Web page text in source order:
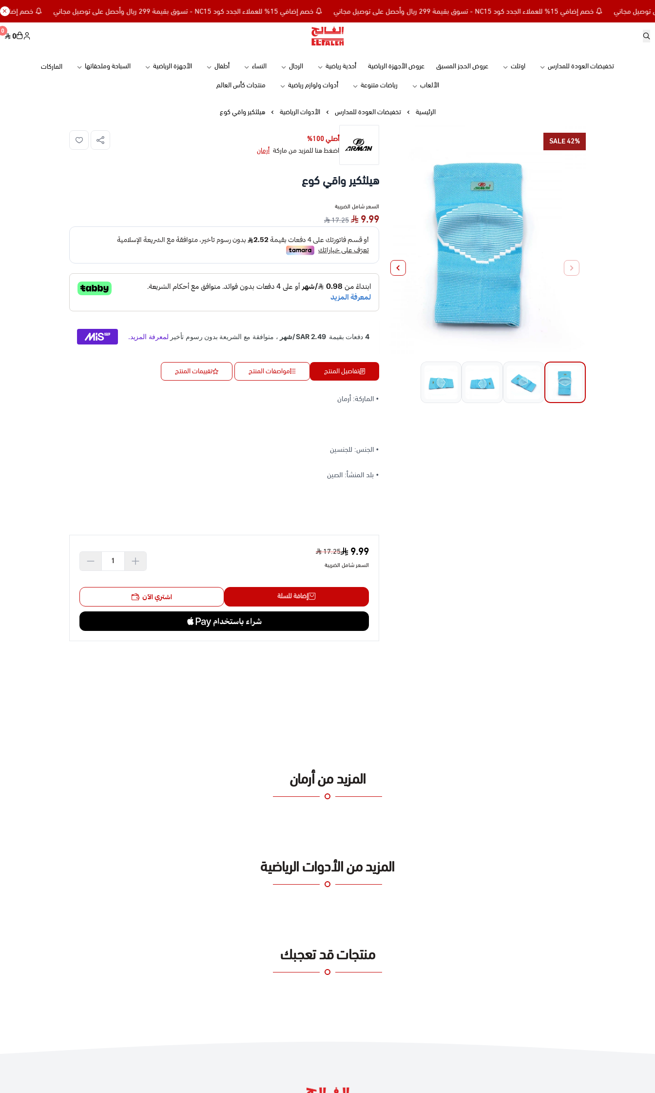
خصم إضافي 15% للعملاء الجدد كود NC15 - تسوق بقيمة 299 ريال وأحصل على توصيل مجاني خصم إضافي 15% للعملاء الجدد كود NC15 - تسوق بقيمة 299 ريال وأحصل على توصيل مجاني خصم إضافي 15% للعملاء الجدد كود NC15 - تسوق بقيمة 299 ريال وأحصل على توصيل مجاني
0 0
تخفيضات العودة للمدارس اوتلت عروض الحجز المسبق عروض الأجهزة الرياضية أحذية رياضية الرجال النساء أطفال الأجهزة الرياضية السباحة وملحقاتها
الماركات
الألعاب
رياضات متنوعة أدوات ولوازم رياضية منتجات كأس العالم
الرئيسية تخفيضات العودة للمدارس الأدوات الرياضية هيلثكير واقي كوع
SALE 42%
أصلي 100%
اضغط هنا للمزيد من ماركة أرمان
هيلثكير واقي كوع
السعر شامل الضريبة
9.99
17.25
تفاصيل المنتج مواصفات المنتج تقييمات المنتج
• الماركة: أرمان
• الجنس: للجنسين
• بلد المنشأ: الصين
9.99
17.25
السعر شامل الضريبة
إضافة للسلة اشتري الآن
المزيد من أرمان
المزيد من الأدوات الرياضية
منتجات قد تعجبك